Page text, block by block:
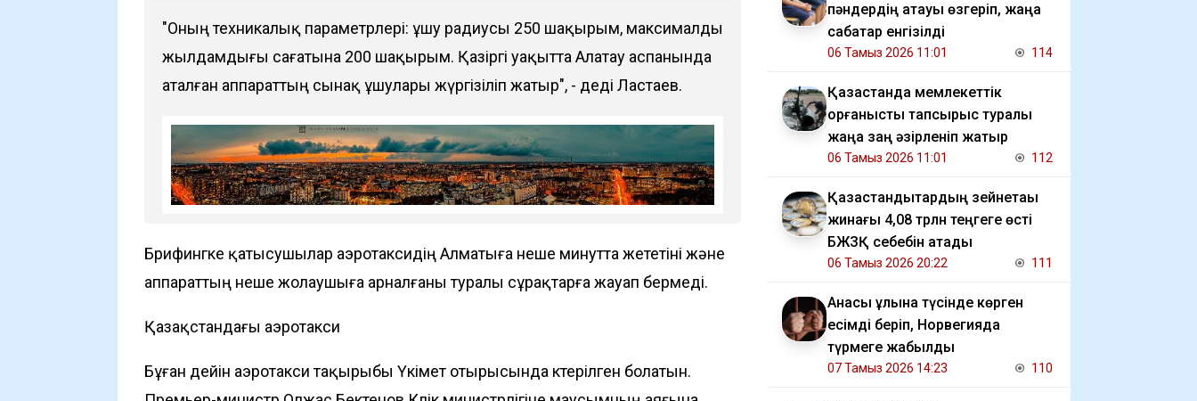
"Оның техникалық параметрлері: ұшу радиусы 250 шақырым, максималды
жылдамдығы сағатына 200 шақырым. Қазіргі уақытта Алатау аспанында
аталған аппараттың сынақ ұшулары жүргізіліп жатыр", - деді Ластаев.
Брифингке қатысушылар аэротаксидің Алматыға неше минутта жететіні және
аппараттың неше жолаушыға арналғаны туралы сұрақтарға жауап бермеді.
Қазақстандағы аэротакси
Бұған дейін аэротакси тақырыбы Үкімет отырысында көтерілген болатын.
пәндердің атауы өзгеріп, жаңа
сабақтар енгізілді
06 Тамыз 2026 11:01 114
Қазақстанда мемлекеттік
қорғаныстық тапсырыс туралы
жаңа заң әзірленіп жатыр
06 Тамыз 2026 11:01 112
Қазақстандықтардың зейнетақы
жинағы 4,08 трлн теңгеге өсті
БЖЗҚ себебін атады
06 Тамыз 2026 20:22 111
Анасы ұлына түсінде көрген
есімді беріп, Норвегияда
түрмеге жабылды
07 Тамыз 2026 14:23 110